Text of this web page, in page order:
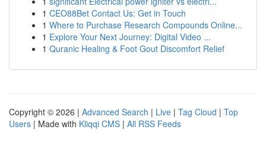
1 CEO88Bet Contact Us: Get in Touch
1 Where to Purchase Research Compounds Online...
1 Explore Your Next Journey: Digital Video ...
1 Quranic Healing & Foot Gout Discomfort Relief
Copyright © 2026 | Advanced Search | Live | Tag Cloud | Top
Users | Made with Kliqqi CMS | All RSS Feeds